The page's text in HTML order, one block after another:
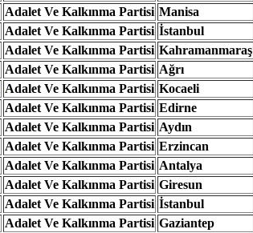
Adalet Ve Kalkınma Partisi Manisa
Adalet Ve Kalkınma Partisi İstanbul
Adalet Ve Kalkınma Partisi Kahramanmaraş
Adalet Ve Kalkınma Partisi Ağrı
Adalet Ve Kalkınma Partisi Kocaeli
Adalet Ve Kalkınma Partisi Edirne
Adalet Ve Kalkınma Partisi Aydın
Adalet Ve Kalkınma Partisi Erzincan
Adalet Ve Kalkınma Partisi Antalya
Adalet Ve Kalkınma Partisi Giresun
Adalet Ve Kalkınma Partisi İstanbul
Adalet Ve Kalkınma Partisi Gaziantep